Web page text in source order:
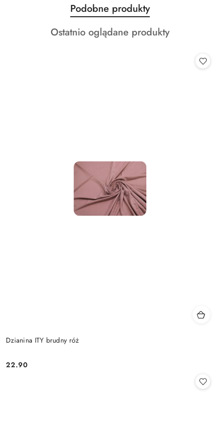
Pomiń karuzelę produktów
Produkty
o
statusie:
Podobne produkty
Produkty
Ostatnio oglądane produkty
Dzianina ITY brudny róż
Cena:
22.90